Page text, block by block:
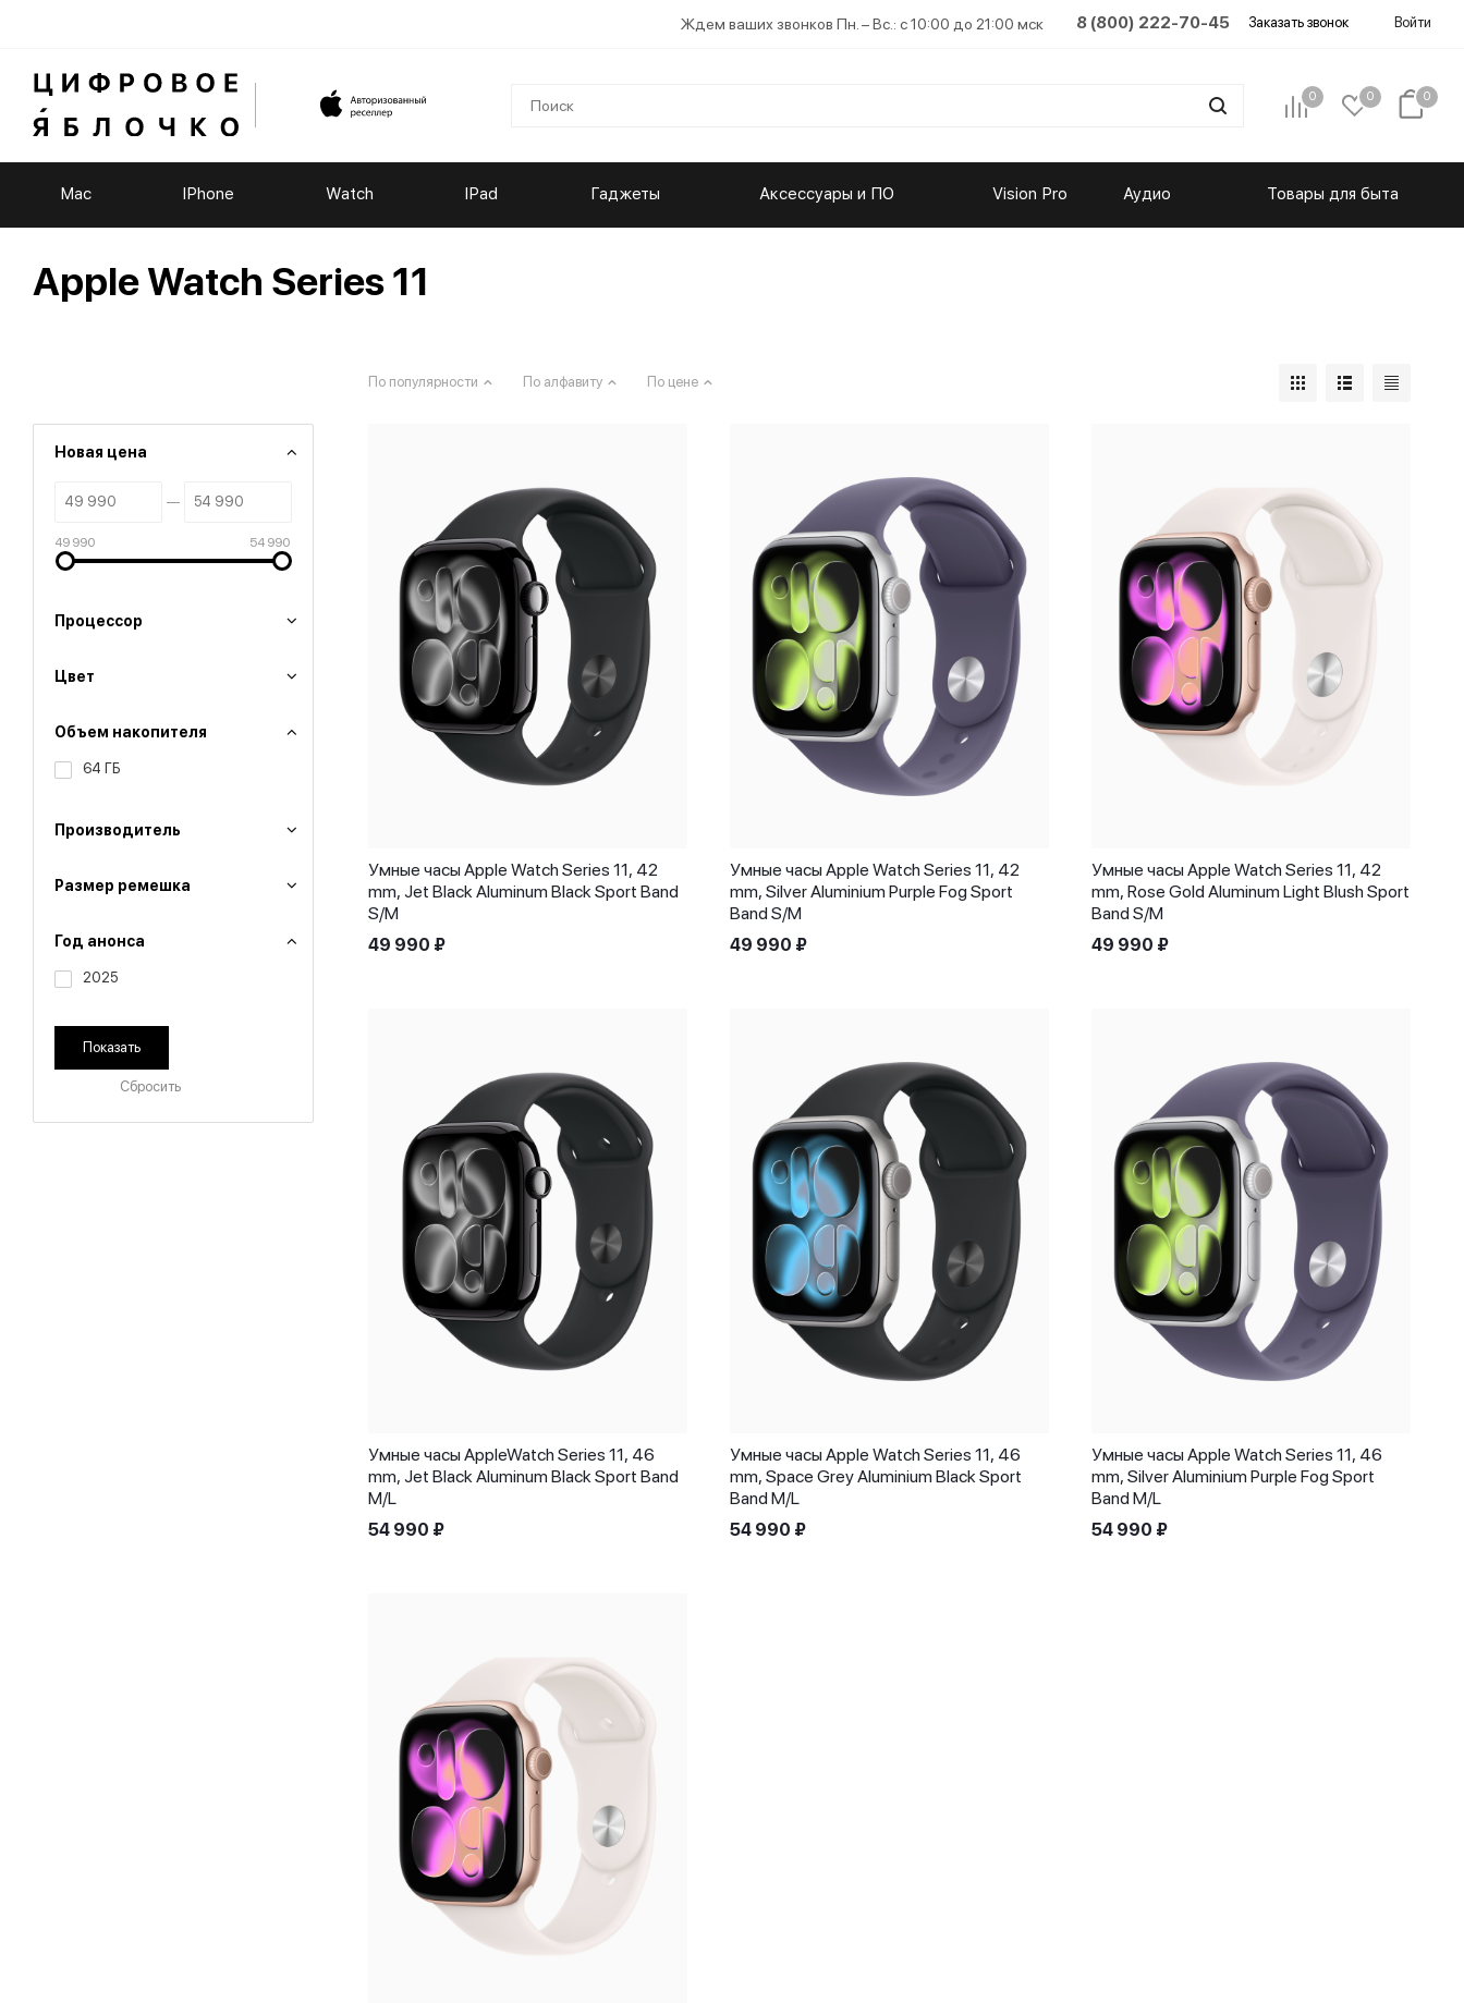
Войти
8 (800) 222-70-45 Заказать звонок
Ждем ваших звонков Пн. – Вс.: с 10:00 до 21:00 мск
0 0 0
Mac IPhone Watch IPad Гаджеты Аксессуары и ПО Vision Pro Аудио Товары для быта
Apple Watch Series 11
По популярности По алфавиту По цене
Умные часы Apple Watch Series 11, 42
mm, Jet Black Aluminum Black Sport Band
S/M
49 990 ₽
Умные часы Apple Watch Series 11, 42
mm, Silver Aluminium Purple Fog Sport
Band S/M
49 990 ₽
Умные часы Apple Watch Series 11, 42
mm, Rose Gold Aluminum Light Blush Sport
Band S/M
49 990 ₽
Умные часы AppleWatch Series 11, 46
mm, Jet Black Aluminum Black Sport Band
M/L
54 990 ₽
Умные часы Apple Watch Series 11, 46
mm, Space Grey Aluminium Black Sport
Band M/L
54 990 ₽
Умные часы Apple Watch Series 11, 46
mm, Silver Aluminium Purple Fog Sport
Band M/L
54 990 ₽
Новая цена
49 990 54 990
Процессор
Цвет
Объем накопителя
64 ГБ
Производитель
Размер ремешка
Год анонса
2025
Сбросить